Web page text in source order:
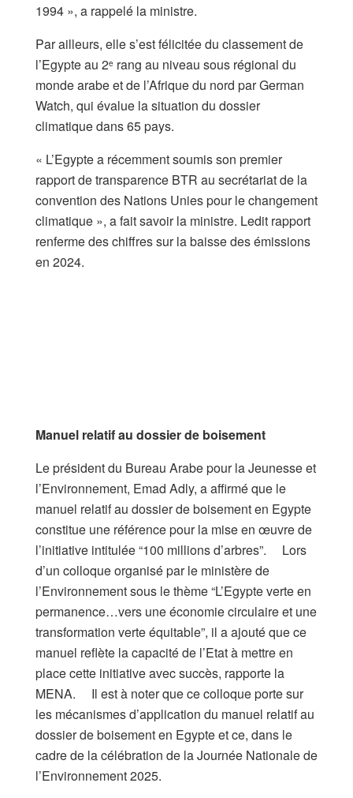
1994 », a rappelé la ministre.
Par ailleurs, elle s’est félicitée du classement de
l’Egypte au 2e rang au niveau sous régional du
monde arabe et de l’Afrique du nord par German
Watch, qui évalue la situation du dossier
climatique dans 65 pays.
« L’Egypte a récemment soumis son premier
rapport de transparence BTR au secrétariat de la
convention des Nations Unies pour le changement
climatique », a fait savoir la ministre. Ledit rapport
renferme des chiffres sur la baisse des émissions
en 2024.
Manuel relatif au dossier de boisement
Le président du Bureau Arabe pour la Jeunesse et
l’Environnement, Emad Adly, a affirmé que le
manuel relatif au dossier de boisement en Egypte
constitue une référence pour la mise en œuvre de
l’initiative intitulée “100 millions d’arbres”. Lors
d’un colloque organisé par le ministère de
l’Environnement sous le thème “L’Egypte verte en
permanence…vers une économie circulaire et une
transformation verte équitable”, il a ajouté que ce
manuel reflète la capacité de l’Etat à mettre en
place cette initiative avec succès, rapporte la
MENA. Il est à noter que ce colloque porte sur
les mécanismes d’application du manuel relatif au
dossier de boisement en Egypte et ce, dans le
cadre de la célébration de la Journée Nationale de
l’Environnement 2025.